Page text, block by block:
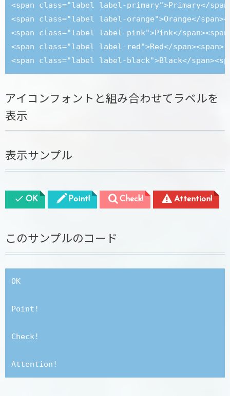
<span class="label label-primary">Primary</
<span class="label label-orange">Orange</
<span class="label label-pink">Pink</span><span>
<span class="label label-red">Red</span><span>ラ
アイコンフォントと組み合わせてラベルを
表示
表示サンプル
OK Point! Check! Attention!
このサンプルのコード
OK
Point!
Check!